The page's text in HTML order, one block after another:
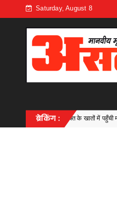
Saturday, August 8
ब्रेकिंग :
पहुँची महतारी वंदन योजना की 30वीं किश्त